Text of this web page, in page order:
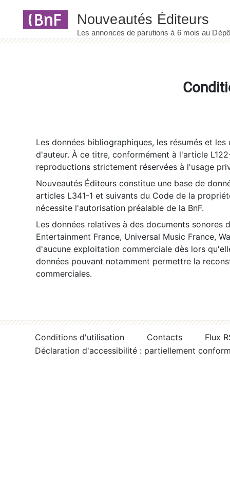
Les données bibliographiques, les résumés et
d'auteur. À ce titre, conformément à l'article
reproductions strictement réservées à l'usage
Nouveautés Éditeurs constitue une base de
articles L341-1 et suivants du Code de la
nécessite l'autorisation préalable de la BnF.
Les données relatives à des documents sonores
Entertainment France, Universal Music France,
d'aucune exploitation commerciale dès lors
données pouvant notamment permettre la
commerciales.
Conditions d'utilisation Contacts
Flux
Déclaration d'accessibilité : partiellement